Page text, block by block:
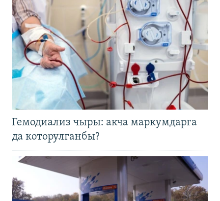
Гемодиализ чыры: акча маркумдарга
да которулганбы?